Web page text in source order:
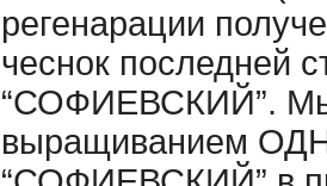
регенарации
чеснок последней
“СОФИЕВСКИЙ”. Мы
выращиванием